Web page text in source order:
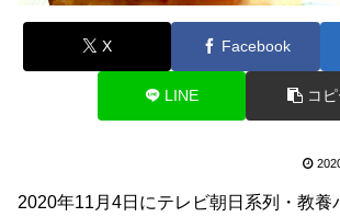
X Facebook
LINE コ
2020年11月4日にテレビ朝日系列・教養